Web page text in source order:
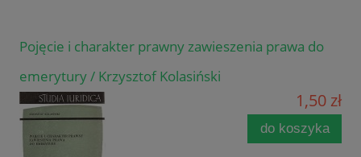
Pojęcie i charakter prawny zawieszenia prawa do
emerytury / Krzysztof Kolasiński
1,50 zł
do koszyka